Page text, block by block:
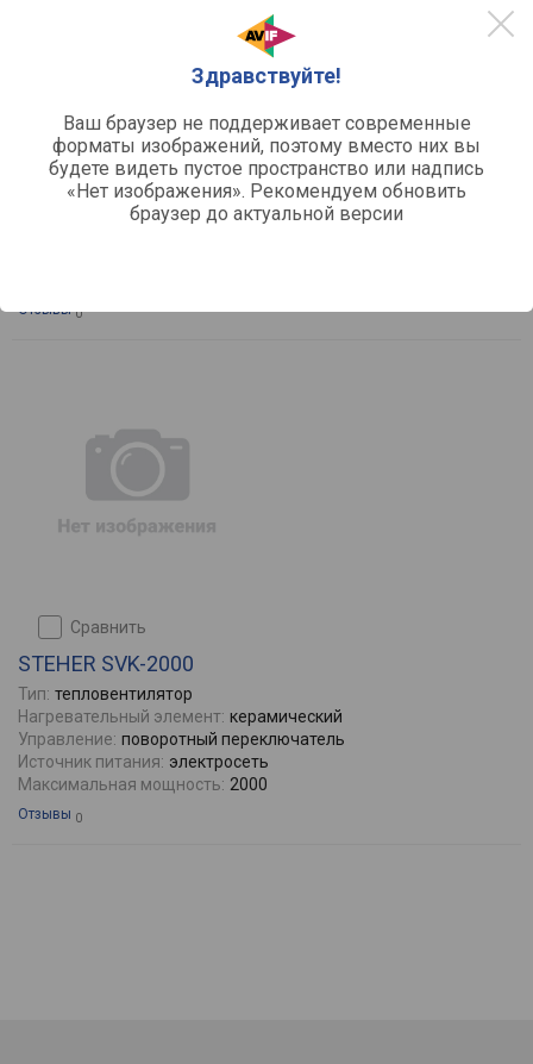
Здравствуйте!
Ваш браузер не поддерживает современные
форматы изображений, поэтому вместо них вы
будете видеть пустое пространство или надпись
«Нет изображения». Рекомендуем обновить
браузер до актуальной версии
сравнить
STEHER SVE-2000
тепловентилятор
Нагревательный элемент: ститч-нагреватель
Отзывы 0
сравнить
STEHER SVK-2000
Тип: тепловентилятор
Нагревательный элемент: керамический
Управление: поворотный переключатель
Источник питания: электросеть
Максимальная мощность: 2000
Отзывы 0